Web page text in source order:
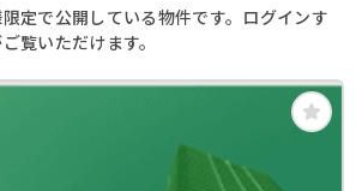
定で公開している物件です。ログインす
覧いただけます。